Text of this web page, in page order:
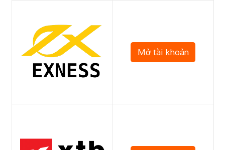
Mở tài khoản